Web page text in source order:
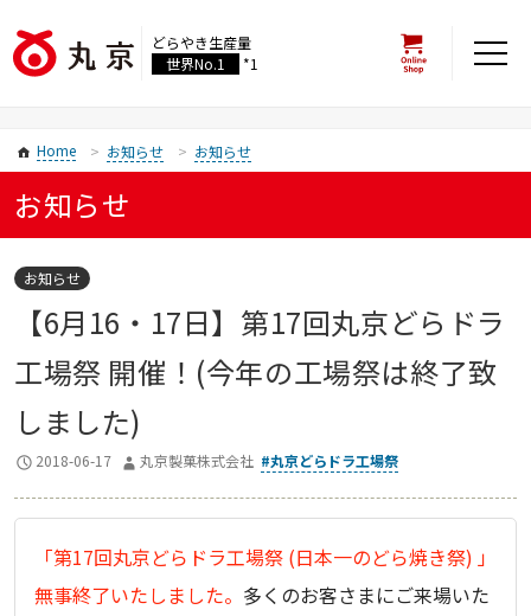
どらやき生産量
世界No.1
*1
Home お知らせ お知らせ
お知らせ
お知らせ
【6月16・17日】第17回丸京どらドラ
工場祭 開催！(今年の工場祭は終了致
しました)
2018-06-17 丸京製菓株式会社 丸京どらドラ工場祭
「第17回丸京どらドラ工場祭 (日本一のどら焼き祭) 」
無事終了いたしました。 多くのお客さまにご来場いた